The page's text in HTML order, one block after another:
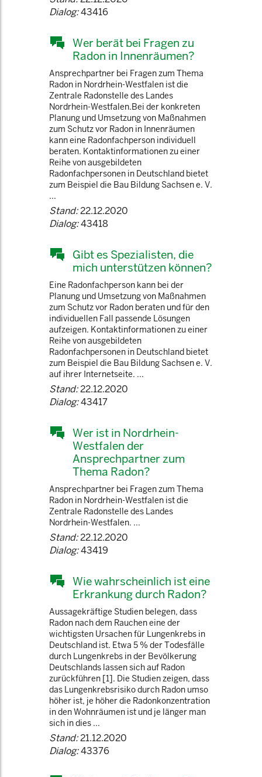
Dialog:43416
Wer berät bei Fragen zu
Radon in Innenräumen?
Ansprechpartner bei Fragen zum Thema
Radon in Nordrhein-Westfalen ist die
Zentrale Radonstelle des Landes
Nordrhein-Westfalen.Bei der konkreten
Planung und Umsetzung von Maßnahmen
zum Schutz vor Radon in Innenräumen
kann eine Radonfachperson individuell
beraten. Kontaktinformationen zu einer
Reihe von ausgebildeten
Radonfachpersonen in Deutschland bietet
zum Beispiel die Bau Bildung Sachsen e. V.
...
Stand:22.12.2020
Dialog:43418
Gibt es Spezialisten, die
mich unterstützen können?
Eine Radonfachperson kann bei der
Planung und Umsetzung von Maßnahmen
zum Schutz vor Radon beraten und für den
individuellen Fall passende Lösungen
aufzeigen. Kontaktinformationen zu einer
Reihe von ausgebildeten
Radonfachpersonen in Deutschland bietet
zum Beispiel die Bau Bildung Sachsen e. V.
auf ihrer Internetseite. ...
Stand:22.12.2020
Dialog:43417
Wer ist in Nordrhein-
Westfalen der
Ansprechpartner zum
Thema Radon?
Ansprechpartner bei Fragen zum Thema
Radon in Nordrhein-Westfalen ist die
Zentrale Radonstelle des Landes
Nordrhein-Westfalen. ...
Stand:22.12.2020
Dialog:43419
Wie wahrscheinlich ist eine
Erkrankung durch Radon?
Aussagekräftige Studien belegen, dass
Radon nach dem Rauchen eine der
wichtigsten Ursachen für Lungenkrebs in
Deutschland ist. Etwa 5 % der Todesfälle
durch Lungenkrebs in der Bevölkerung
Deutschlands lassen sich auf Radon
zurückführen [1]. Die Studien zeigen, dass
das Lungenkrebsrisiko durch Radon umso
höher ist, je höher die Radonkonzentration
in den Wohnräumen ist und je länger man
sich in dies ...
Stand:21.12.2020
Dialog:43376